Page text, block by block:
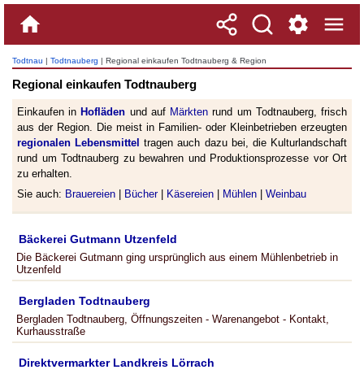
Todtnau | Todtnauberg | Regional einkaufen Todtnauberg & Region
Regional einkaufen Todtnauberg
Einkaufen in Hofläden und auf Märkten rund um Todtnauberg, frisch
aus der Region. Die meist in Familien- oder Kleinbetrieben erzeugten
regionalen Lebensmittel tragen auch dazu bei, die Kulturlandschaft
rund um Todtnauberg zu bewahren und Produktionsprozesse vor Ort
zu erhalten.
Sie auch: Brauereien Bücher| Käsereien Mühlen Weinbau
Bäckerei Gutmann Utzenfeld
Die Bäckerei Gutmann ging ursprünglich aus einem Mühlenbetrieb in
Utzenfeld
Bergladen Todtnauberg
Bergladen Todtnauberg, Öffnungszeiten - Warenangebot - Kontakt,
Kurhausstraße
Direktvermarkter Landkreis Lörrach